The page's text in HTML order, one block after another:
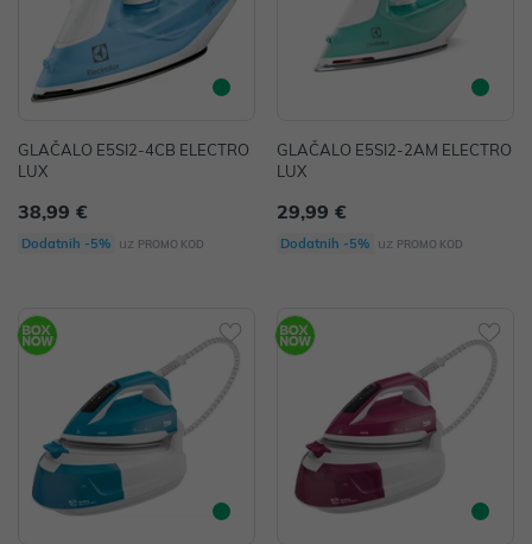
GLAČALO E5SI2-4CB ELECTRO
LUX
38,99 €
Dodatnih -5% uz PROMO KOD
GLAČALO E5SI2-2AM ELECTRO
LUX
29,99 €
Dodatnih -5% uz PROMO KOD